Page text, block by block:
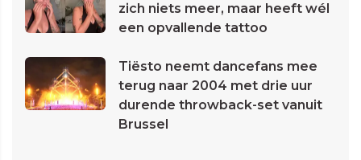
zich niets meer, maar heeft wél
een opvallende tattoo
Tiësto neemt dancefans mee
terug naar 2004 met drie uur
durende throwback-set vanuit
Brussel